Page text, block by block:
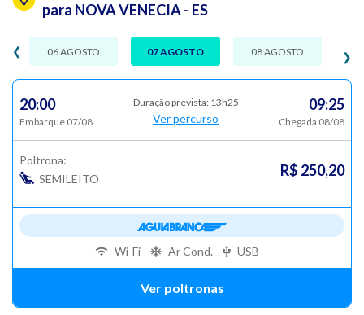
para NOVA VENECIA - ES
❯
❮ 06 AGOSTO 07 AGOSTO 08 AGOSTO
20:00
Embarque 07/08
Duração prevista: 13h25
Ver percurso
09:25
Chegada 08/08
Poltrona:
SEMILEITO
R$ 250,20
Ver poltronas
Wi-Fi Ar Cond. USB